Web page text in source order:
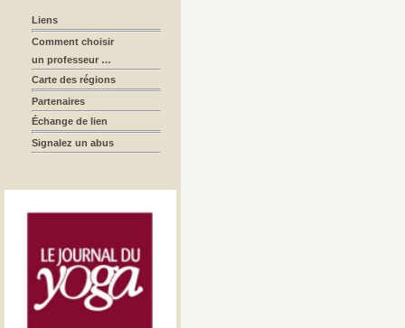
Liens
Comment choisir
un professeur …
Carte des régions
Partenaires
Échange de lien
Signalez un abus